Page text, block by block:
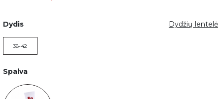
Dydis Dydžių lentelė
38-42
Spalva